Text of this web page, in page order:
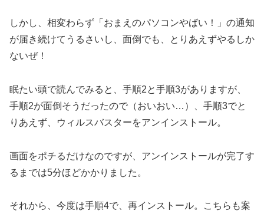
しかし、相変わらず「おまえのパソコンやばい！」の通知
が届き続けてうるさいし、面倒でも、とりあえずやるしか
ないぜ！
眠たい頭で読んでみると、手順2と手順3がありますが、
手順2が面倒そうだったので（おいおい…）、手順3でと
りあえず、ウィルスバスターをアンインストール。
画面をポチるだけなのですが、アンインストールが完了す
るまでは5分ほどかかりました。
それから、今度は手順4で、再インストール。こちらも案